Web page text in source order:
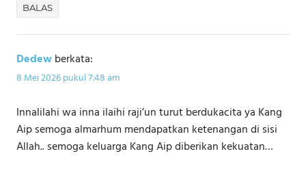
BALAS
Dedewberkata:
8 Mei 2026 pukul 7:48 am
Innalilahi wa inna ilaihi raji’un turut berdukacita ya Kang
Aip semoga almarhum mendapatkan ketenangan di sisi
Allah.. semoga keluarga Kang Aip diberikan kekuatan…